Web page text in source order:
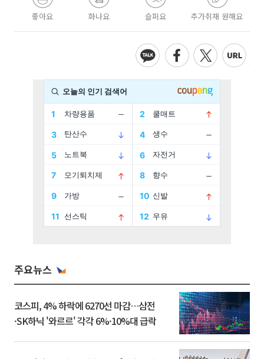
좋아요 화나요 슬퍼요 추가취재 원해요
주요뉴스
코스피, 4% 하락에 6270선 마감…삼전
·SK하닉 '와르르' 각각 6%·10%대 급락